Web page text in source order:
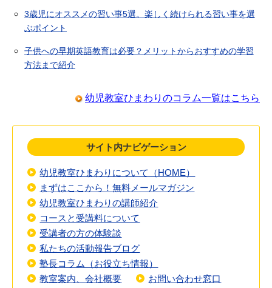
3歳児にオススメの習い事5選。楽しく続けられる習い事を選
ぶポイント
子供への早期英語教育は必要？メリットからおすすめの学習
方法まで紹介
幼児教室ひまわりのコラム一覧はこちら
サイト内ナビゲーション
幼児教室ひまわりについて（HOME）
まずはここから！無料メールマガジン
幼児教室ひまわりの講師紹介
コースと受講料について
受講者の方の体験談
私たちの活動報告ブログ
塾長コラム（お役立ち情報）
教室案内、会社概要
お問い合わせ窓口